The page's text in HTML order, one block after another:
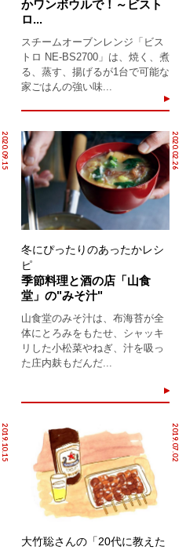
かワンボウルで！～ビスト
ロ...
スチームオーブンレンジ「ビス
トロ NE-BS2700」は、焼く、煮
る、蒸す、揚げるが1台で可能な
家ごはんの強い味...
2020.09.15 2020.02.26
冬にぴったりのあったかレシ
ピ
季節料理と酒の店「山食
堂」の"みそ汁"
山食堂のみそ汁は、布海苔が全
体にとろみをもたせ、シャッキ
リした小松菜やねぎ、汁を吸っ
た庄内麸もだんだ...
2019.10.15 2019.07.02
大竹聡さんの「20代に教えた